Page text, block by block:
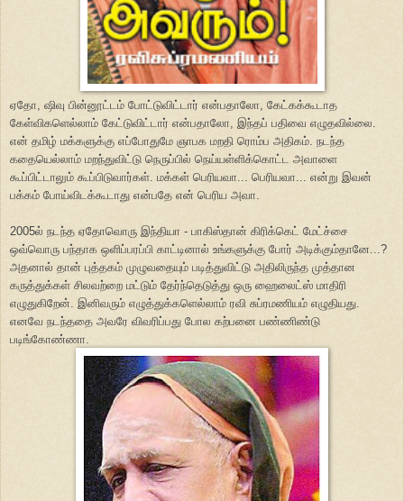
ஏதோ, ஷிவு பின்னூட்டம் போட்டுவிட்டார் என்பதாலோ, கேட்கக்கூடாத
கேள்விகளெல்லாம் கேட்டுவிட்டார் என்பதாலோ, இந்தப் பதிவை எழுதவில்லை.
என் தமிழ் மக்களுக்கு எப்போதுமே ஞாபக மறதி ரொம்ப அதிகம். நடந்த
கதையெல்லாம் மறந்துவிட்டு நெருப்பில் நெய்யள்ளிக்கொட்ட அவாளை
கூப்பிட்டாலும் கூப்பிடுவார்கள். மக்கள் பெரியவா... பெரியவா... என்று இவன்
பக்கம் போய்விடக்கூடாது என்பதே என் பெரிய அவா.
2005ல் நடந்த ஏதோவொரு இந்தியா - பாகிஸ்தான் கிரிக்கெட் மேட்ச்சை
ஒவ்வொரு பந்தாக ஒளிப்பரப்பி காட்டினால் உங்களுக்கு போர் அடிக்கும்தானே...?
அதனால் தான் புத்தகம் முழுவதையும் படித்துவிட்டு அதிலிருந்த முத்தான
கருத்துக்கள் சிலவற்றை மட்டும் தேர்ந்தெடுத்து ஒரு ஹைலைட்ஸ் மாதிரி
எழுதுகிறேன். இனிவரும் எழுத்துக்களெல்லாம் ரவி சுப்ரமணியம் எழுதியது.
எனவே நடந்ததை அவரே விவரிப்பது போல கற்பனை பண்ணிண்டு
படிங்கோண்ணா.